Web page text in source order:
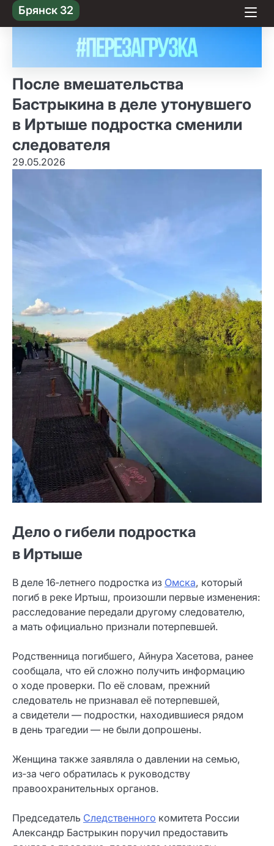
Skip
to content
Брянск 32
После вмешательства
Бастрыкина в деле утонувшего
в Иртыше подростка сменили
следователя
29.05.2026
Дело о гибели подростка
в Иртыше
В деле 16‑летнего подростка из Омска, который
погиб в реке Иртыш, произошли первые изменения:
расследование передали другому следователю,
а мать официально признали потерпевшей.
Родственница погибшего, Айнура Хасетова, ранее
сообщала, что ей сложно получить информацию
о ходе проверки. По её словам, прежний
следователь не признавал её потерпевшей,
а свидетели — подростки, находившиеся рядом
в день трагедии — не были допрошены.
Женщина также заявляла о давлении на семью,
из‑за чего обратилась к руководству
правоохранительных органов.
Председатель Следственного комитета России
Александр Бастрыкин поручил предоставить